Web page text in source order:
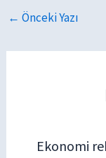
← Önceki Yazı
Ekonomi